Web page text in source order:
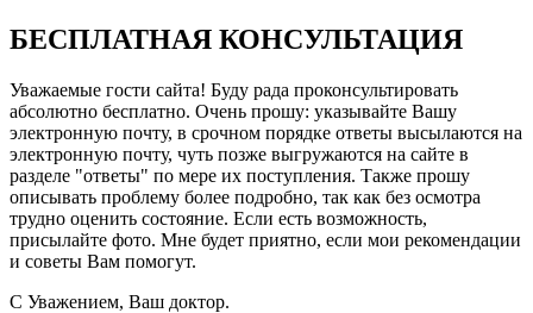
БЕСПЛАТНАЯ КОНСУЛЬТАЦИЯ
Уважаемые гости сайта! Буду рада проконсультировать
абсолютно бесплатно. Очень прошу: указывайте Вашу
электронную почту, в срочном порядке ответы высылаются на
электронную почту, чуть позже выгружаются на сайте в
разделе "ответы" по мере их поступления. Также прошу
описывать проблему более подробно, так как без осмотра
трудно оценить состояние. Если есть возможность,
присылайте фото. Мне будет приятно, если мои рекомендации
и советы Вам помогут.
С Уважением, Ваш доктор.